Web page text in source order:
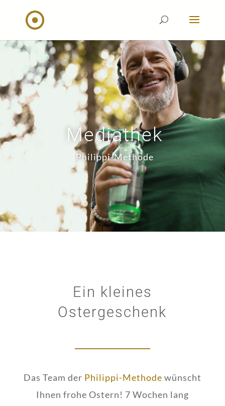
Mediathek
Philippi-Methode
Ein kleines
Ostergeschenk
Das Team der Philippi-Methode wünscht
Ihnen frohe Ostern! 7 Wochen lang